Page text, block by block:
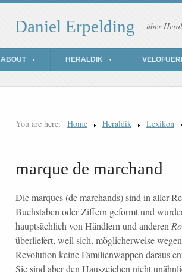
Daniel Erpelding über
ABOUT HERALDIK
You are here: Home Heraldik Lexikon
marque de marchand
Die marques (de marchands) sind in aller
Buchstaben oder Ziffern geformt und
hauptsächlich von Händlern und anderen
überliefert, weil sich, möglicherweise
Revolution keine Familienwappen daraus
Sie sind aber den Hauszeichen nicht